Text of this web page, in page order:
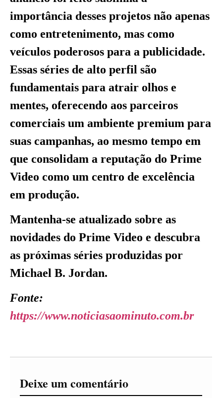
importância desses projetos não apenas
como entretenimento, mas como
veículos poderosos para a publicidade.
Essas séries de alto perfil são
fundamentais para atrair olhos e
mentes, oferecendo aos parceiros
comerciais um ambiente premium para
suas campanhas, ao mesmo tempo em
que consolidam a reputação do Prime
Video como um centro de excelência
em produção.
Mantenha-se atualizado sobre as
novidades do Prime Video e descubra
as próximas séries produzidas por
Michael B. Jordan.
Fonte:
https://www.noticiasaominuto.com.br
Deixe um comentário